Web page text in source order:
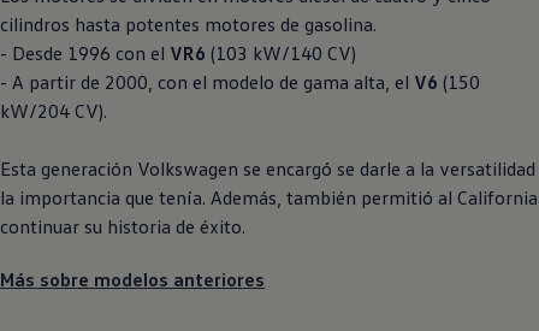
cilindros hasta potentes motores de gasolina.
- Desde 1996 con el VR6 (103 kW/140 CV)
- A partir de 2000, con el modelo de gama alta, el V6 (150
kW/204 CV).
Esta generación Volkswagen se encargó se darle a la versatilidad
la importancia que tenía. Además, también permitió al California
continuar su historia de éxito.
Más sobre modelos anteriores